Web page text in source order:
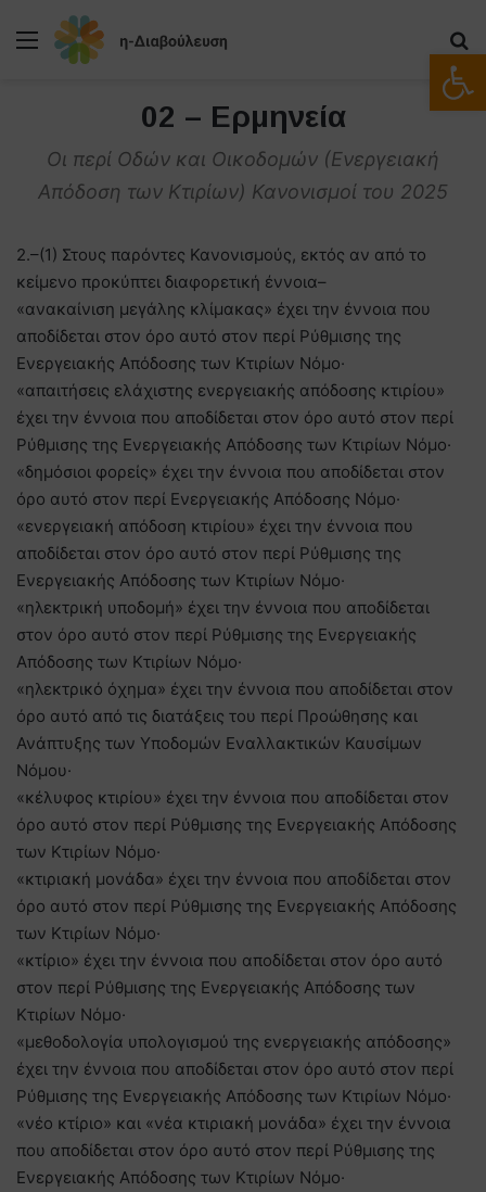
Μενού
02 – Ερμηνεία
Οι περί Οδών και Οικοδομών (Ενεργειακή
Απόδοση των Κτιρίων) Κανονισμοί του 2025
2.–(1) Στους παρόντες Κανονισμούς, εκτός αν από το
κείμενο προκύπτει διαφορετική έννοια–
«ανακαίνιση μεγάλης κλίμακας» έχει την έννοια που
αποδίδεται στον όρο αυτό στον περί Ρύθμισης της
Ενεργειακής Απόδοσης των Κτιρίων Νόμο·
«απαιτήσεις ελάχιστης ενεργειακής απόδοσης κτιρίου»
έχει την έννοια που αποδίδεται στον όρο αυτό στον περί
Ρύθμισης της Ενεργειακής Απόδοσης των Κτιρίων Νόμο·
«δημόσιοι φορείς» έχει την έννοια που αποδίδεται στον
όρο αυτό στον περί Ενεργειακής Απόδοσης Νόμο·
«ενεργειακή απόδοση κτιρίου» έχει την έννοια που
αποδίδεται στον όρο αυτό στον περί Ρύθμισης της
Ενεργειακής Απόδοσης των Κτιρίων Νόμο·
«ηλεκτρική υποδομή» έχει την έννοια που αποδίδεται
στον όρο αυτό στον περί Ρύθμισης της Ενεργειακής
Απόδοσης των Κτιρίων Νόμο·
«ηλεκτρικό όχημα» έχει την έννοια που αποδίδεται στον
όρο αυτό από τις διατάξεις του περί Προώθησης και
Ανάπτυξης των Υποδομών Εναλλακτικών Καυσίμων
Νόμου·
«κέλυφος κτιρίου» έχει την έννοια που αποδίδεται στον
όρο αυτό στον περί Ρύθμισης της Ενεργειακής Απόδοσης
των Κτιρίων Νόμο·
«κτιριακή μονάδα» έχει την έννοια που αποδίδεται στον
όρο αυτό στον περί Ρύθμισης της Ενεργειακής Απόδοσης
των Κτιρίων Νόμο·
«κτίριο» έχει την έννοια που αποδίδεται στον όρο αυτό
στον περί Ρύθμισης της Ενεργειακής Απόδοσης των
Κτιρίων Νόμο·
«μεθοδολογία υπολογισμού της ενεργειακής απόδοσης»
έχει την έννοια που αποδίδεται στον όρο αυτό στον περί
Ρύθμισης της Ενεργειακής Απόδοσης των Κτιρίων Νόμο·
«νέο κτίριο» και «νέα κτιριακή μονάδα» έχει την έννοια
που αποδίδεται στον όρο αυτό στον περί Ρύθμισης της
Ενεργειακής Απόδοσης των Κτιρίων Νόμο·